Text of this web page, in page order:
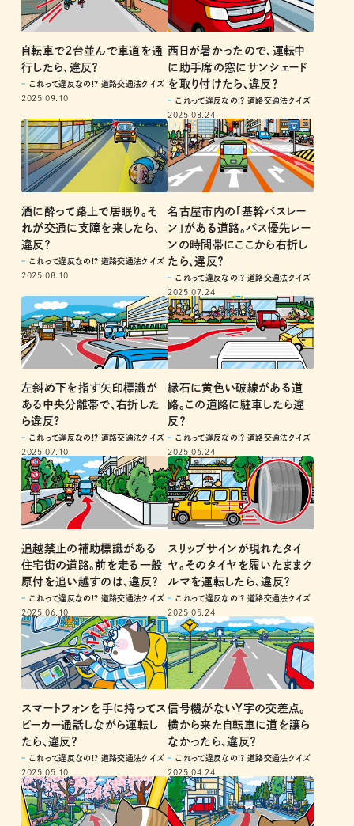
自転車で２台並んで車道を通
行したら、違反？
これって違反なの!? 道路交通法クイズ
2025.09.10
西日が暑かったので、運転中
に助手席の窓にサンシェード
を取り付けたら、違反？
これって違反なの!? 道路交通法クイズ
2025.08.24
酒に酔って路上で居眠り。そ
れが交通に支障を来したら、
違反？
これって違反なの!? 道路交通法クイズ
2025.08.10
名古屋市内の「基幹バスレー
ン」がある道路。バス優先レー
ンの時間帯にここから右折し
たら、違反？
これって違反なの!? 道路交通法クイズ
2025.07.24
左斜め下を指す矢印標識が
ある中央分離帯で、右折した
ら違反?
これって違反なの!? 道路交通法クイズ
2025.07.10
縁石に黄色い破線がある道
路。この道路に駐車したら違
反？
これって違反なの!? 道路交通法クイズ
2025.06.24
追越禁止の補助標識がある
住宅街の道路。前を走る一般
原付を追い越すのは、違反？
これって違反なの!? 道路交通法クイズ
2025.06.10
スリップサインが現れたタイ
ヤ。そのタイヤを履いたままク
ルマを運転したら、違反？
これって違反なの!? 道路交通法クイズ
2025.05.24
スマートフォンを手に持ってス
ピーカー通話しながら運転し
たら、違反？
これって違反なの!? 道路交通法クイズ
2025.05.10
信号機がないY字の交差点。
横から来た自転車に道を譲ら
なかったら、違反？
これって違反なの!? 道路交通法クイズ
2025.04.24